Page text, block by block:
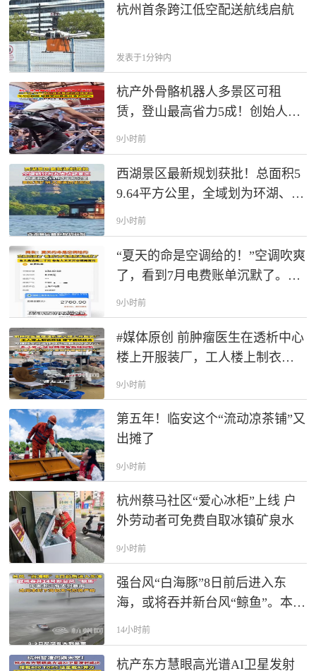
杭州首条跨江低空配送航线启航
发表于1分钟内
杭产外骨骼机器人多景区可租
赁，登山最高省力5成！创始人预
计年销量10倍增长
9小时前
西湖景区最新规划获批！总面积5
9.64平方公里，全域划为环湖、北
山等九大景区。景区东扩，河坊
街、南宋御街、太庙遗址等正式
纳入！
9小时前
“夏天的命是空调给的！”空调吹爽
了，看到7月电费账单沉默了。快
来晒晒你家是多少。
9小时前
#媒体原创 前肿瘤医生在透析中心
楼上开服装厂，工人楼上制衣挣
钱、楼下透析续命，浙江#爱心企
业 捐赠智能缝纫机#缝纫机 #善意
9小时前
第五年！临安这个“流动凉茶铺”又
出摊了
9小时前
杭州蔡马社区“爱心冰柜”上线 户
外劳动者可免费自取冰镇矿泉水
9小时前
强台风“白海豚”8日前后进入东
海，或将吞并新台风“鲸鱼”。本周
末浙江有大到暴雨，沿海风力明
显增大。
14小时前
杭产东方慧眼高光谱AI卫星发射